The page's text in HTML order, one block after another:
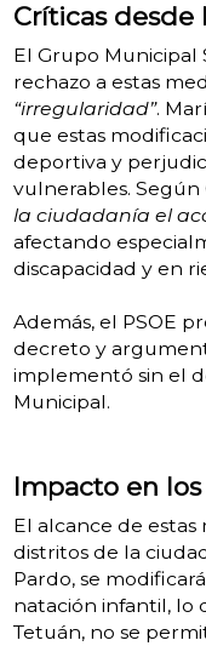
Críticas desde
El Grupo Municipal
rechazo a estas
“irregularidad”.
que estas
deportiva y
vulnerables. Según
la ciudadanía el
afectando
discapacidad y en
Además, el PSOE
decreto y
implementó sin el
Municipal.
Impacto en
El alcance de estas
distritos de la
Pardo, se
natación infantil, lo
Tetuán, no se